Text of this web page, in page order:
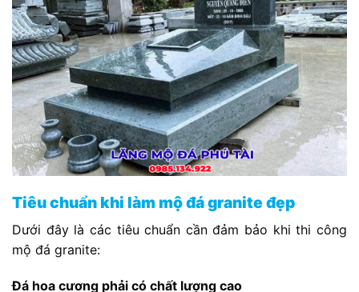
Tiêu chuẩn khi làm mộ đá granite đẹp
Dưới đây là các tiêu chuẩn cần đảm bảo khi thi công
mộ đá granite:
Đá hoa cương phải có chất lượng cao